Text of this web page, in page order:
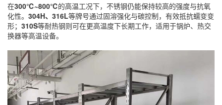
在300℃~800℃的高温工况下，不锈钢仍能保持较高的强度与抗氧
化性。 304H、316L等牌号通过固溶强化与碳控制，有效抵抗蠕变变
形； 310S等耐热钢则可在更高温度下长期工作，适用于锅炉、热交
换器等高温设备。